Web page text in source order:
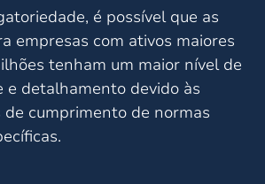
é possível que as
empresas com ativos maiores
tenham um maior nível de
e detalhamento devido às
de cumprimento de normas